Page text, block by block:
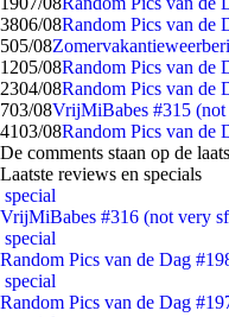
3806/08Random Pics van de
505/08
1205/08Random Pics van de
2304/08Random Pics van de
703/08VrijMiBabes #315
4103/08Random Pics van de
De comments staan op de
Laatste reviews en specials
special
VrijMiBabes #316 (not very
special
Random Pics van de Dag
special
Random Pics van de Dag